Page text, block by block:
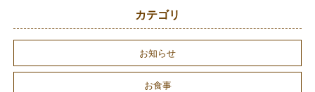
カテゴリ
お知らせ
お食事